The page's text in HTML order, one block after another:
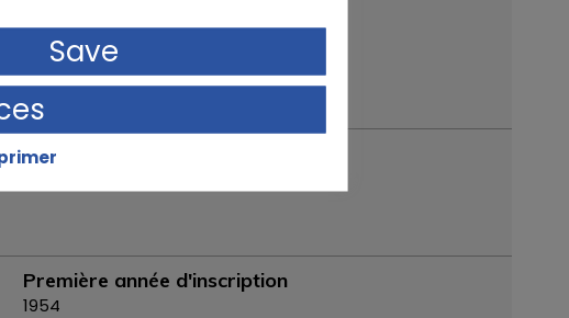
Code postal
Première année d'inscription
1954
Save